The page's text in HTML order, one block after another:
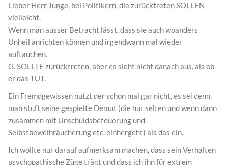
Lieber Herr Junge, bei Politikern, die zurücktreten SOLLEN
vielleicht.
Wenn man ausser Betracht lässt, dass sie auch woanders
Unheil anrichten können und irgendwann mal wieder
auftauchen.
G. SOLLTE zurücktreten, aber es sieht nicht danach aus, als ob
er das TUT.
Ein Fremdgewissen nutzt der schon mal gar nicht, es sei denn,
man stuft seine gespielte Demut (die nur selten und wenn dann
zusammen mit Unschuldsbeteuerung und
Selbstbeweihräucherung etc. einhergeht) als das ein.
Ich wollte nur darauf aufmerksam machen, dass sein Verhalten
psychopathische Züge trägt und dass ich ihn für extrem